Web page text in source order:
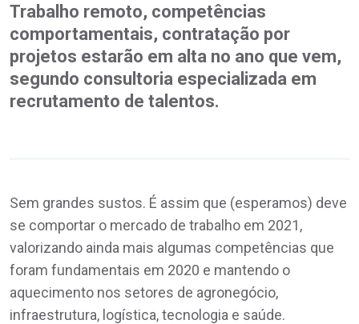
Trabalho remoto, competências
comportamentais, contratação por
projetos estarão em alta no ano que vem,
segundo consultoria especializada em
recrutamento de talentos.
Sem grandes sustos. É assim que (esperamos) deve
se comportar o mercado de trabalho em 2021,
valorizando ainda mais algumas competências que
foram fundamentais em 2020 e mantendo o
aquecimento nos setores de agronegócio,
infraestrutura, logística, tecnologia e saúde.